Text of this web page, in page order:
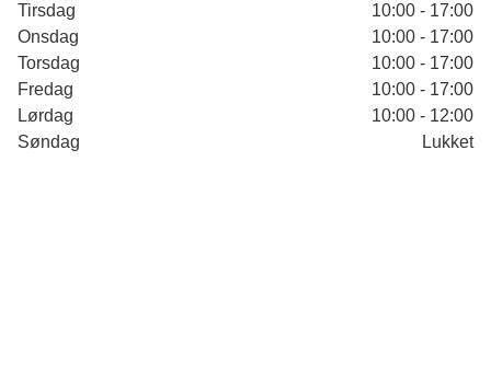
Tirsdag
10:00 - 17:00
Onsdag
10:00 - 17:00
Torsdag
10:00 - 17:00
Fredag
10:00 - 17:00
Lørdag
10:00 - 12:00
Søndag
Lukket